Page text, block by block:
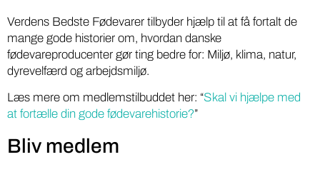
Verdens Bedste Fødevarer tilbyder hjælp til at få fortalt de
mange gode historier om, hvordan danske
fødevareproducenter gør ting bedre for: Miljø, klima, natur,
dyrevelfærd og arbejdsmiljø.
Læs mere om medlemstilbuddet her: “Skal vi hjælpe med
at fortælle din gode fødevarehistorie?”
Bliv medlem